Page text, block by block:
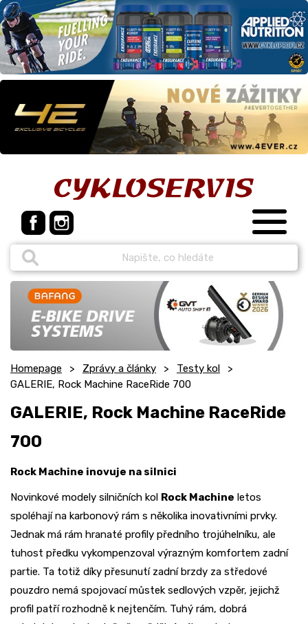
Homepage Zprávy a články
Testy kol
GALERIE, Rock Machine RaceRide 700
GALERIE, Rock Machine RaceRide
700
Rock Machine inovuje na silnici
Novinkové modely silničních kol Rock Machine letos
spoléhají na karbonový rám s několika inovativními prvky.
Jednak má rám hranaté profily předního trojúhelníku, ale
tuhost předku vykompenzoval výrazným komfortem zadní
partie. Ta totiž díky přesunutí zadní brzdy za středové
pouzdro nemá spojovací můstek sedlových vzpěr, jejichž
profil patří rozhodně k nejtenčím. Tuhý rám, dobrá